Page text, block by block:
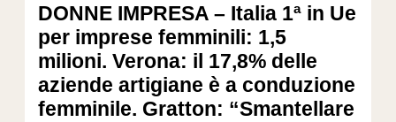
DONNE IMPRESA – Italia 1ª in Ue
per imprese femminili: 1,5
milioni. Verona: il 17,8% delle
aziende artigiane è a conduzione
femminile. Gratton: “Smantellare